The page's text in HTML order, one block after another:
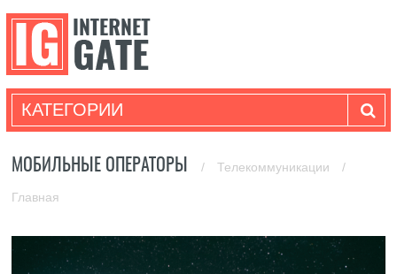
КАТЕГОРИИ
МОБИЛЬНЫЕ ОПЕРАТОРЫ / Телекоммуникации /
Главная